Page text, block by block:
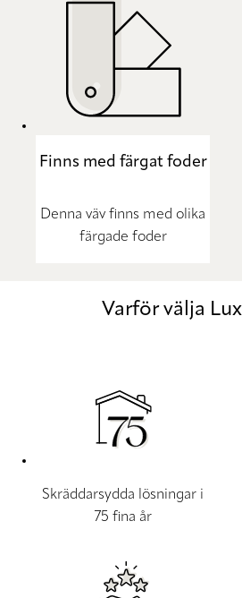
Finns med färgat foder
Denna väv finns med olika
färgade foder
Varför välja
Skräddarsydda lösningar i
75 fina år